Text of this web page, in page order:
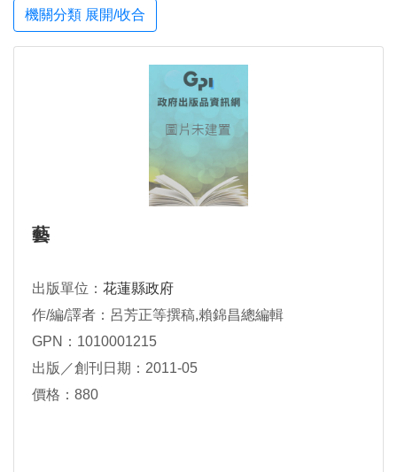
機關分類 展開/收合
藝
出版單位： 花蓮縣政府
作/編/譯者：呂芳正等撰稿,賴錦昌總編輯
GPN：1010001215
出版／創刊日期：2011-05
價格：880